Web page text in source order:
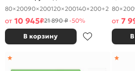
800x2000
80×20090×200120×200140×200+2
от 10 945₽21 890 ₽-50%
В корзину
80×200
от 7